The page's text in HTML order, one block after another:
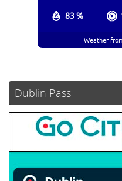
83 %
Weather
Dublin Pass